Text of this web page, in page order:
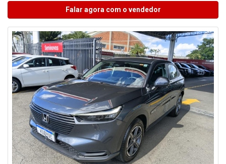
Falar agora com o vendedor